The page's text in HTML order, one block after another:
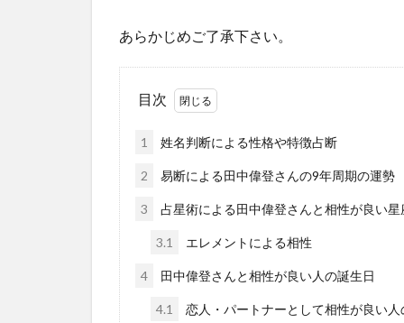
あらかじめご了承下さい。
目次
1 姓名判断による性格や特徴占断
2 易断による田中偉登さんの9年周期の運勢
3 占星術による田中偉登さんと相性が良い星
3.1 エレメントによる相性
4 田中偉登さんと相性が良い人の誕生日
4.1 恋人・パートナーとして相性が良い